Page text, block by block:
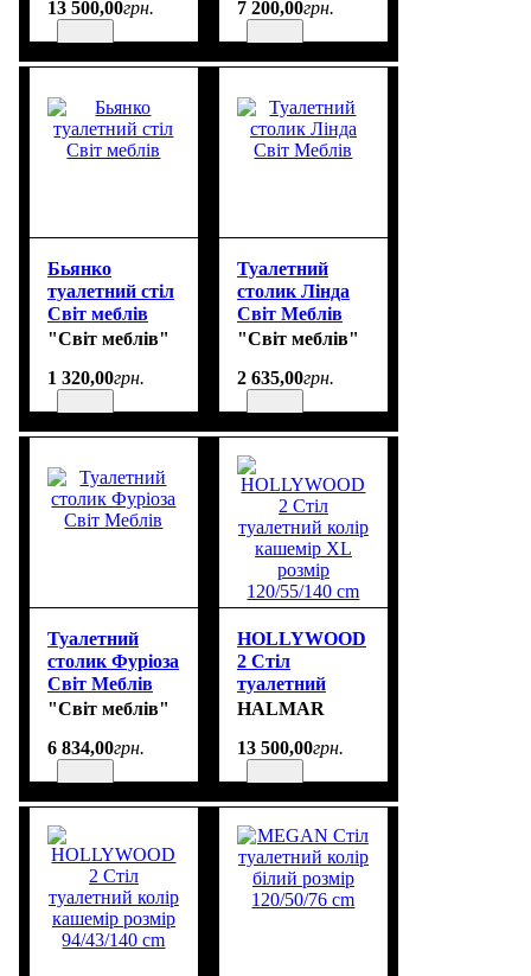
120/55/140 cm
13 500,00грн. 94/43/140 cm
7 200,00грн.
Бьянко
туалетний стіл
Світ меблів
"Світ меблів"
1 320,00грн.
Туалетний
столик Лінда
Світ Меблів
"Світ меблів"
2 635,00грн.
Туалетний
столик Фуріоза
Світ Меблів
"Світ меблів"
6 834,00грн.
HOLLYWOOD
2 Стіл
туалетний
колір кашемір
120/55/140 cm
HALMAR
13 500,00грн.